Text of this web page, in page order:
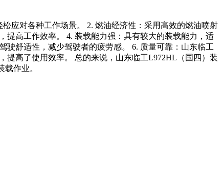
应对各种工作场景。 2. 燃油经济性：采用高效的燃油喷射
提高工作效率。 4. 装载能力强：具有较大的装载能力，适
驶舒适性，减少驾驶者的疲劳感。 6. 质量可靠：山东临工
提高了使用效率。 总的来说，山东临工L972HL（国四）装
作业。